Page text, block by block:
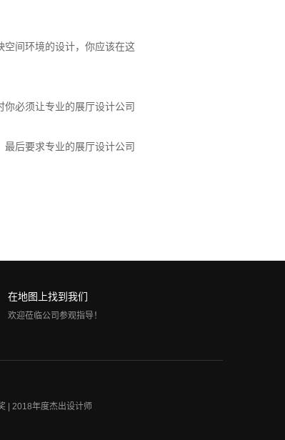
间环境的设计，你应该在这
必须让专业的展厅设计公司
后要求专业的展厅设计公司
在地图上找到我们
欢迎莅临公司参观指导！
| 2018年度杰出设计师